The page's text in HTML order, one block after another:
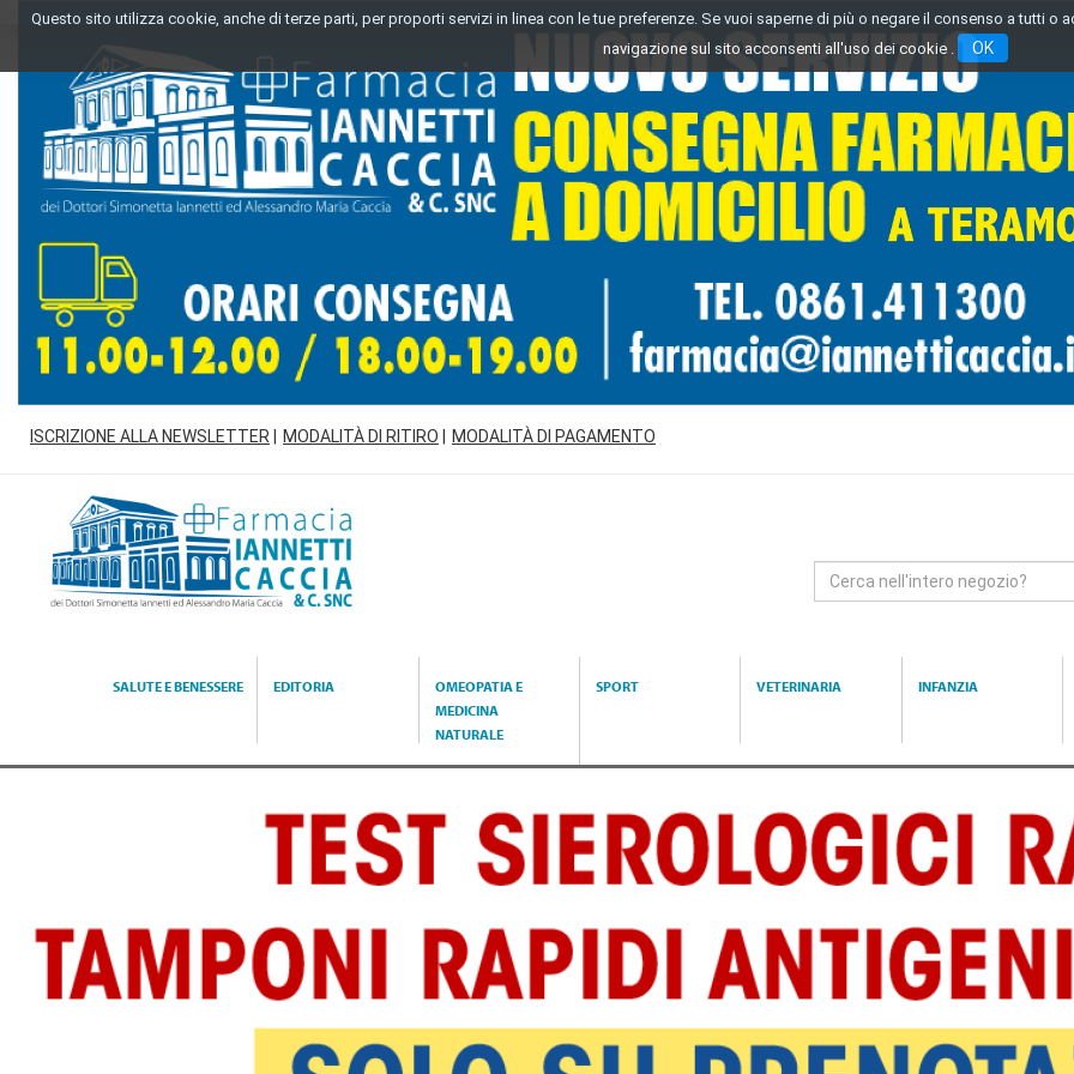
Passa
principale
Questo sito utilizza cookie, anche di terze parti, per proporti servizi in linea con le tue preferenze. Se vuoi saperne di più o negare il consenso a tutti o
navigazione sul sito acconsenti all'uso dei cookie .
OK
ISCRIZIONE ALLA NEWSLETTER MODALITÀ DI RITIRO MODALITÀ DI PAGAMENTO
Farmacia
Iannetti
Cerca
SALUTE E BENESSERE EDITORIA
OMEOPATIA E
MEDICINA
NATURALE
SPORT VETERINARIA INFANZIA